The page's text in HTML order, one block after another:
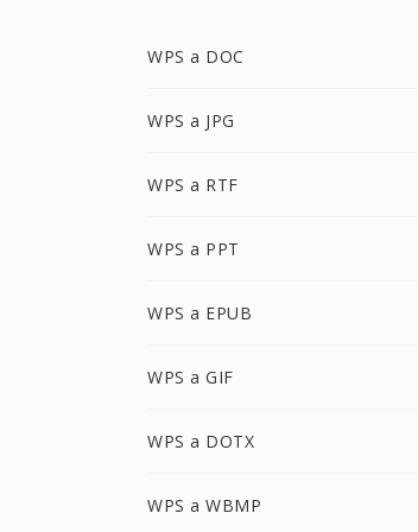
WPS a DOC
WPS a JPG
WPS a RTF
WPS a PPT
WPS a EPUB
WPS a GIF
WPS a DOTX
WPS a WBMP